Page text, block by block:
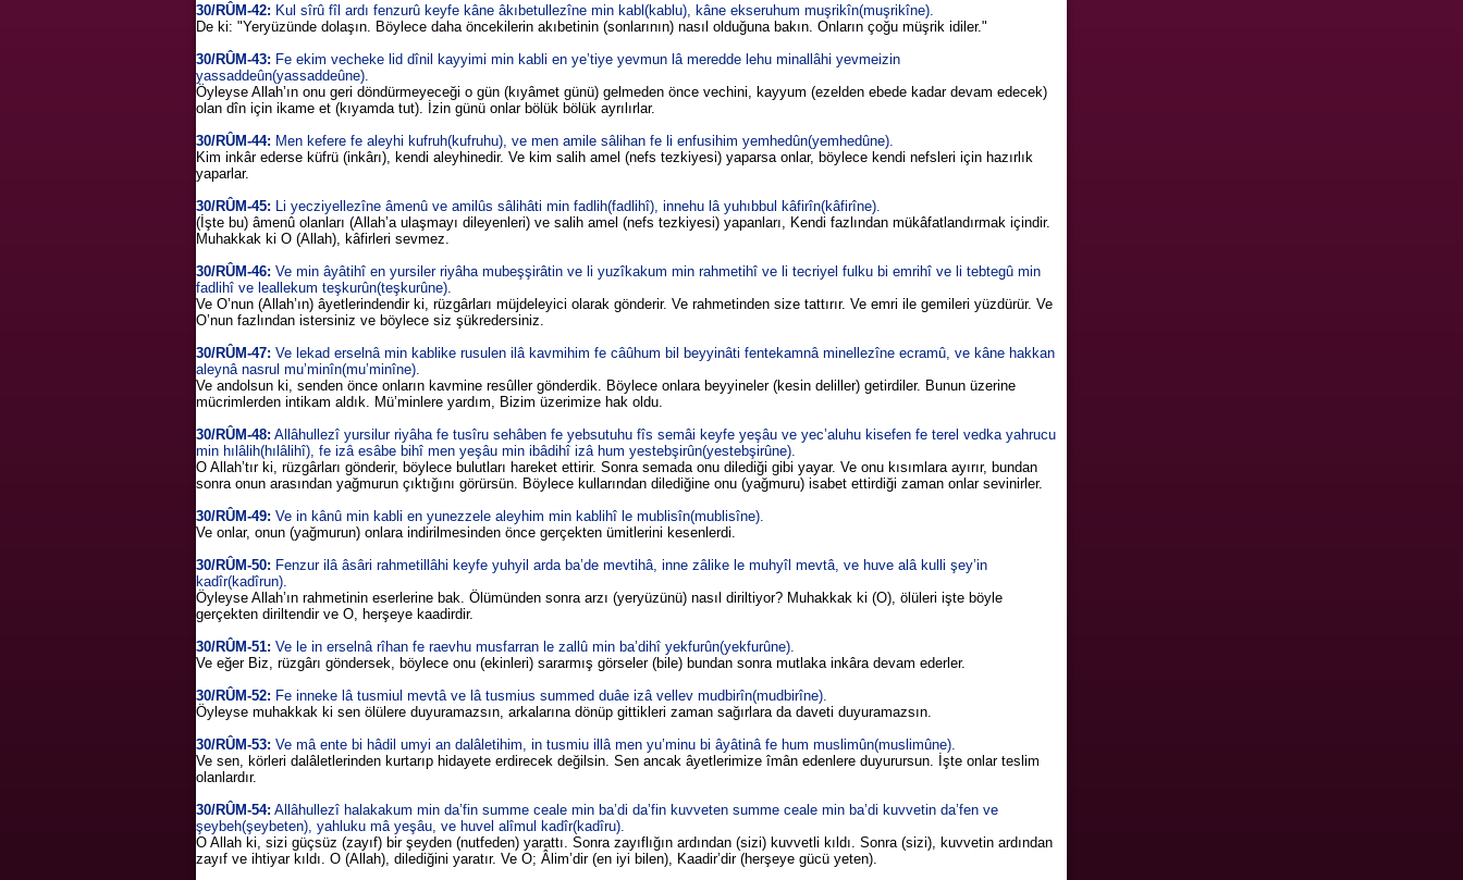
30/RÛM-42: Kul sîrû fîl ardı fenzurû keyfe kâne âkıbetullezîne min kabl(kablu), kâne ekseruhum muşrikîn(muşrikîne).
De ki: "Yeryüzünde dolaşın. Böylece daha öncekilerin akıbetinin (sonlarının) nasıl olduğuna bakın. Onların çoğu müşrik idiler."
30/RÛM-43: Fe ekim vecheke lid dînil kayyimi min kabli en ye’tiye yevmun lâ meredde lehu minallâhi yevmeizin
yassaddeûn(yassaddeûne).
Öyleyse Allah’ın onu geri döndürmeyeceği o gün (kıyâmet günü) gelmeden önce vechini, kayyum (ezelden ebede kadar devam edecek)
olan dîn için ikame et (kıyamda tut). İzin günü onlar bölük bölük ayrılırlar.
30/RÛM-44: Men kefere fe aleyhi kufruh(kufruhu), ve men amile sâlihan fe li enfusihim yemhedûn(yemhedûne).
Kim inkâr ederse küfrü (inkârı), kendi aleyhinedir. Ve kim salih amel (nefs tezkiyesi) yaparsa onlar, böylece kendi nefsleri için hazırlık
yaparlar.
30/RÛM-45: Li yecziyellezîne âmenû ve amilûs sâlihâti min fadlih(fadlihî), innehu lâ yuhıbbul kâfirîn(kâfirîne).
(İşte bu) âmenû olanları (Allah’a ulaşmayı dileyenleri) ve salih amel (nefs tezkiyesi) yapanları, Kendi fazlından mükâfatlandırmak içindir.
Muhakkak ki O (Allah), kâfirleri sevmez.
30/RÛM-46: Ve min âyâtihî en yursiler riyâha mubeşşirâtin ve li yuzîkakum min rahmetihî ve li tecriyel fulku bi emrihî ve li tebtegû min
fadlihî ve leallekum teşkurûn(teşkurûne).
Ve O’nun (Allah’ın) âyetlerindendir ki, rüzgârları müjdeleyici olarak gönderir. Ve rahmetinden size tattırır. Ve emri ile gemileri yüzdürür. Ve
O’nun fazlından istersiniz ve böylece siz şükredersiniz.
30/RÛM-47: Ve lekad erselnâ min kablike rusulen ilâ kavmihim fe câûhum bil beyyinâti fentekamnâ minellezîne ecramû, ve kâne hakkan
aleynâ nasrul mu’minîn(mu’minîne).
Ve andolsun ki, senden önce onların kavmine resûller gönderdik. Böylece onlara beyyineler (kesin deliller) getirdiler. Bunun üzerine
mücrimlerden intikam aldık. Mü’minlere yardım, Bizim üzerimize hak oldu.
30/RÛM-48: Allâhullezî yursilur riyâha fe tusîru sehâben fe yebsutuhu fîs semâi keyfe yeşâu ve yec’aluhu kisefen fe terel vedka yahrucu
min hılâlih(hılâlihî), fe izâ esâbe bihî men yeşâu min ibâdihî izâ hum yestebşirûn(yestebşirûne).
O Allah’tır ki, rüzgârları gönderir, böylece bulutları hareket ettirir. Sonra semada onu dilediği gibi yayar. Ve onu kısımlara ayırır, bundan
sonra onun arasından yağmurun çıktığını görürsün. Böylece kullarından dilediğine onu (yağmuru) isabet ettirdiği zaman onlar sevinirler.
30/RÛM-49: Ve in kânû min kabli en yunezzele aleyhim min kablihî le mublisîn(mublisîne).
Ve onlar, onun (yağmurun) onlara indirilmesinden önce gerçekten ümitlerini kesenlerdi.
30/RÛM-50: Fenzur ilâ âsâri rahmetillâhi keyfe yuhyil arda ba’de mevtihâ, inne zâlike le muhyîl mevtâ, ve huve alâ kulli şey’in
kadîr(kadîrun).
Öyleyse Allah’ın rahmetinin eserlerine bak. Ölümünden sonra arzı (yeryüzünü) nasıl diriltiyor? Muhakkak ki (O), ölüleri işte böyle
gerçekten diriltendir ve O, herşeye kaadirdir.
30/RÛM-51: Ve le in erselnâ rîhan fe raevhu musfarran le zallû min ba’dihî yekfurûn(yekfurûne).
Ve eğer Biz, rüzgârı göndersek, böylece onu (ekinleri) sararmış görseler (bile) bundan sonra mutlaka inkâra devam ederler.
30/RÛM-52: Fe inneke lâ tusmiul mevtâ ve lâ tusmius summed duâe izâ vellev mudbirîn(mudbirîne).
Öyleyse muhakkak ki sen ölülere duyuramazsın, arkalarına dönüp gittikleri zaman sağırlara da daveti duyuramazsın.
30/RÛM-53: Ve mâ ente bi hâdil umyi an dalâletihim, in tusmiu illâ men yu’minu bi âyâtinâ fe hum muslimûn(muslimûne).
Ve sen, körleri dalâletlerinden kurtarıp hidayete erdirecek değilsin. Sen ancak âyetlerimize îmân edenlere duyurursun. İşte onlar teslim
olanlardır.
30/RÛM-54: Allâhullezî halakakum min da’fin summe ceale min ba’di da’fin kuvveten summe ceale min ba’di kuvvetin da’fen ve
şeybeh(şeybeten), yahluku mâ yeşâu, ve huvel alîmul kadîr(kadîru).
O Allah ki, sizi güçsüz (zayıf) bir şeyden (nutfeden) yarattı. Sonra zayıflığın ardından (sizi) kuvvetli kıldı. Sonra (sizi), kuvvetin ardından
zayıf ve ihtiyar kıldı. O (Allah), dilediğini yaratır. Ve O; Âlim’dir (en iyi bilen), Kaadir’dir (herşeye gücü yeten).